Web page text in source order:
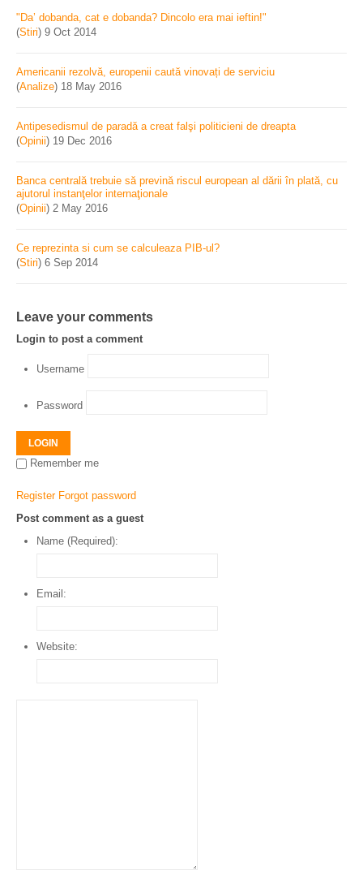
"Da’ dobanda, cat e dobanda? Dincolo era mai ieftin!"
(Stiri) 9 Oct 2014
Americanii rezolvă, europenii caută vinovați de serviciu
(Analize) 18 May 2016
Antipesedismul de paradă a creat falşi politicieni de dreapta
(Opinii) 19 Dec 2016
Banca centrală trebuie să prevină riscul european al dării în plată, cu
ajutorul instanţelor internaţionale
(Opinii) 2 May 2016
Ce reprezinta si cum se calculeaza PIB-ul?
(Stiri) 6 Sep 2014
Leave your comments
Login to post a comment
Username
Password
LOGIN
Remember me
Register Forgot password
Post comment as a guest
Name (Required):
Email:
Website: